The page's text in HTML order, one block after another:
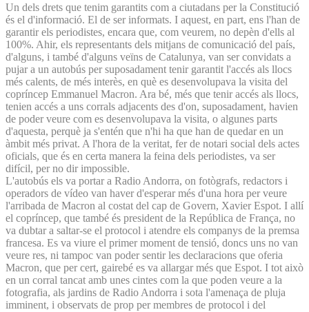
Un dels drets que tenim garantits com a ciutadans per la Constitució
és el d'informació. El de ser informats. I aquest, en part, ens l'han de
garantir els periodistes, encara que, com veurem, no depèn d'ells al
100%. Ahir, els representants dels mitjans de comunicació del país,
d'alguns, i també d'alguns veïns de Catalunya, van ser convidats a
pujar a un autobús per suposadament tenir garantit l'accés als llocs
més calents, de més interès, en què es desenvolupava la visita del
copríncep Emmanuel Macron. Ara bé, més que tenir accés als llocs,
tenien accés a uns corrals adjacents des d'on, suposadament, havien
de poder veure com es desenvolupava la visita, o algunes parts
d'aquesta, perquè ja s'entén que n'hi ha que han de quedar en un
àmbit més privat. A l'hora de la veritat, fer de notari social dels actes
oficials, que és en certa manera la feina dels periodistes, va ser
difícil, per no dir impossible.
L'autobús els va portar a Radio Andorra, on fotògrafs, redactors i
operadors de vídeo van haver d'esperar més d'una hora per veure
l'arribada de Macron al costat del cap de Govern, Xavier Espot. I allí
el copríncep, que també és president de la República de França, no
va dubtar a saltar-se el protocol i atendre els companys de la premsa
francesa. Es va viure el primer moment de tensió, doncs uns no van
veure res, ni tampoc van poder sentir les declaracions que oferia
Macron, que per cert, gairebé es va allargar més que Espot. I tot això
en un corral tancat amb unes cintes com la que poden veure a la
fotografia, als jardins de Radio Andorra i sota l'amenaça de pluja
imminent, i observats de prop per membres de protocol i del